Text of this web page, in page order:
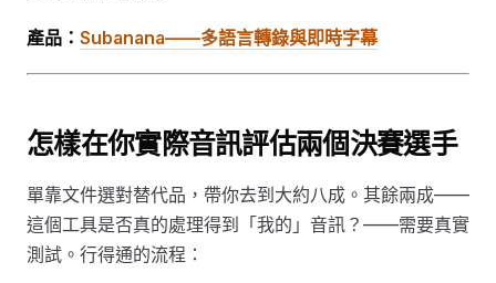
產品： Subanana——多語言轉錄與即時字幕
怎樣在你實際音訊評估兩個決賽選手
單靠文件選對替代品，帶你去到大約八成。其餘兩成——
這個工具是否真的處理得到「我的」音訊？——需要真實
測試。行得通的流程：